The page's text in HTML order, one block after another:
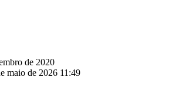
de 2020
maio de 2026 11:49